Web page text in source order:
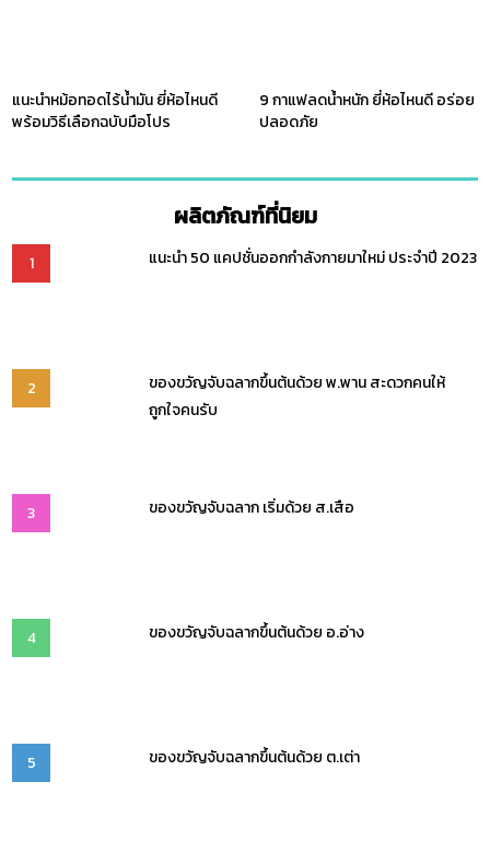
แนะนำหม้อทอดไร้น้ำมัน ยี่ห้อไหนดี
พร้อมวิธีเลือกฉบับมือโปร
9 กาแฟลดน้ำหนัก ยี่ห้อไหนดี อร่อย
ปลอดภัย
ผลิตภัณฑ์ที่นิยม
1 แนะนำ 50 แคปชั่นออกกำลังกายมาใหม่ ประจำปี 2023
2
ของขวัญจับฉลากขึ้นต้นด้วย พ.พาน สะดวกคนให้
ถูกใจคนรับ
3 ของขวัญจับฉลาก เริ่มด้วย ส.เสือ
4 ของขวัญจับฉลากขึ้นต้นด้วย อ.อ่าง
5 ของขวัญจับฉลากขึ้นต้นด้วย ต.เต่า